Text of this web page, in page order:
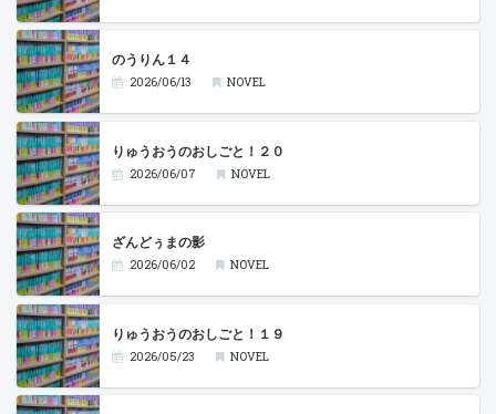
のうりん１４
2026/06/13 NOVEL
りゅうおうのおしごと！２０
2026/06/07 NOVEL
ざんどぅまの影
2026/06/02 NOVEL
りゅうおうのおしごと！１９
2026/05/23 NOVEL